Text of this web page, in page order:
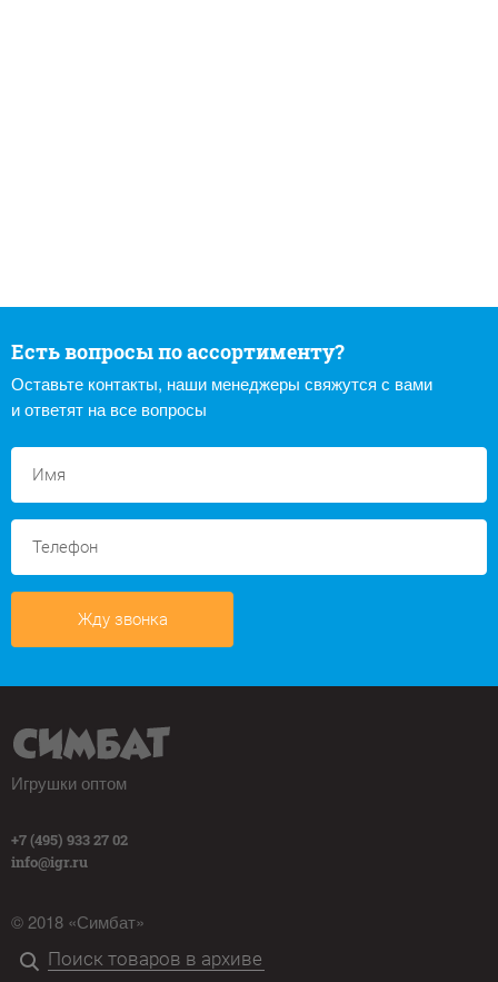
Есть вопросы по ассортименту?
Оставьте контакты, наши менеджеры свяжутся с вами
и ответят на все вопросы
Жду звонка
Игрушки оптом
+7 (495) 933 27 02
info@igr.ru
© 2018 «Симбат»